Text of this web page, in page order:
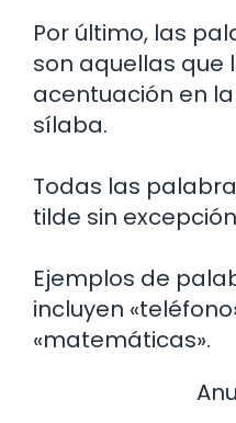
Por último, las
son aquellas que
acentuación en
sílaba.
Todas las
tilde sin
Ejemplos de
incluyen
«matemáticas».